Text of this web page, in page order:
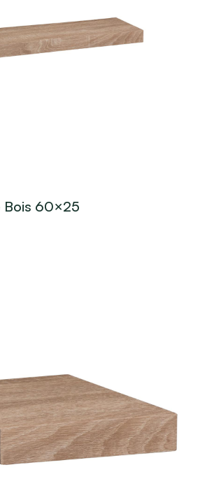
Bois 60×25